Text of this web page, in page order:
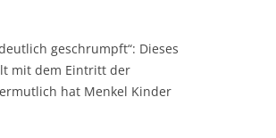
geschrumpft“: Dieses
mit dem Eintritt der
hat Menkel Kinder